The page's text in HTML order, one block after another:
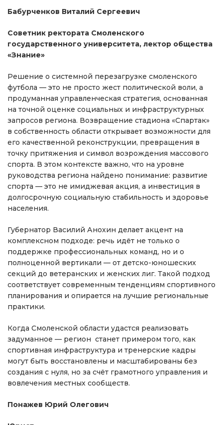
Бабурченков Виталий Сергеевич
Советник ректората Смоленского
государственного университета, лектор общества
«Знание»
Решение о системной перезагрузке смоленского
футбола — это не просто жест политической воли, а
продуманная управленческая стратегия, основанная
на точной оценке социальных и инфраструктурных
запросов региона. Возвращение стадиона «Спартак»
в собственность области открывает возможности для
его качественной реконструкции, превращения в
точку притяжения и символ возрождения массового
спорта. В этом контексте важно, что на уровне
руководства региона найдено понимание: развитие
спорта — это не имиджевая акция, а инвестиция в
долгосрочную социальную стабильность и здоровье
населения.
Губернатор Василий Анохин делает акцент на
комплексном подходе: речь идёт не только о
поддержке профессиональных команд, но и о
полноценной вертикали — от детско-юношеских
секций до ветеранских и женских лиг. Такой подход
соответствует современным тенденциям спортивного
планирования и опирается на лучшие региональные
практики.
Когда Смоленской области удастся реализовать
задуманное — регион станет примером того, как
спортивная инфраструктура и тренерские кадры
могут быть восстановлены и масштабированы без
создания с нуля, но за счёт грамотного управления и
вовлечения местных сообществ.
Понажев Юрий Олегович